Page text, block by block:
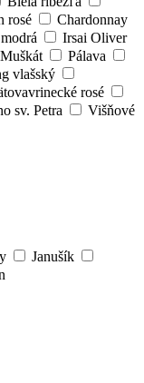
rosé
Chardonnay
Irsai Oliver
Muškát
Pálava
vlašský
rosé
sv. Petra
Višňové
Janušík